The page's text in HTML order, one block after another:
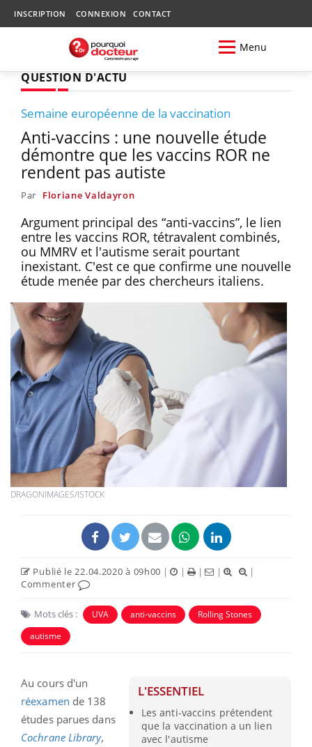
INSCRIPTION CONNEXION CONTACT
Menu
QUESTION D'ACTU
Semaine européenne de la vaccination
Anti-vaccins : une nouvelle étude
démontre que les vaccins ROR ne
rendent pas autiste
Par Floriane Valdayron
Argument principal des “anti-vaccins”, le lien
entre les vaccins ROR, tétravalent combinés,
ou MMRV et l'autisme serait pourtant
inexistant. C'est ce que confirme une nouvelle
étude menée par des chercheurs italiens.
DRAGONIMAGES/ISTOCK
Publié le 22.04.2020 à 09h00 | | | |
|
Commenter
Mots clés : UVA anti-vaccins
Rolling Stones
autisme
L'ESSENTIEL
Les anti-vaccins prétendent
que la vaccination a un lien
avec l'autisme
Au cours d'un
réexamen de 138
études parues dans
Cochrane Library,